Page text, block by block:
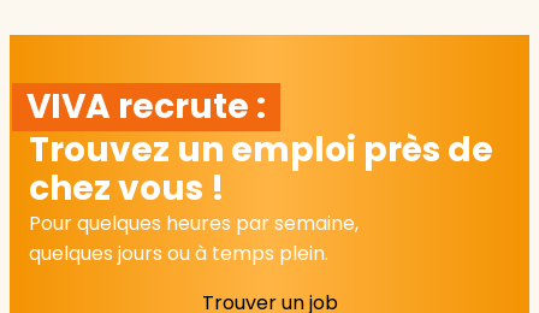
VIVA recrute :
Trouvez un emploi près de
chez vous !
Pour quelques heures par semaine,
quelques jours ou à temps plein.
Trouver un job